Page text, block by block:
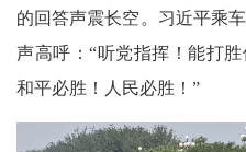
的回答声震长空。习近平乘
声高呼：“听党指挥！能打胜
和平必胜！人民必胜！”